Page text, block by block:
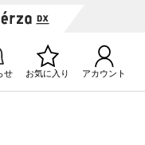
せ お気に入り アカウント